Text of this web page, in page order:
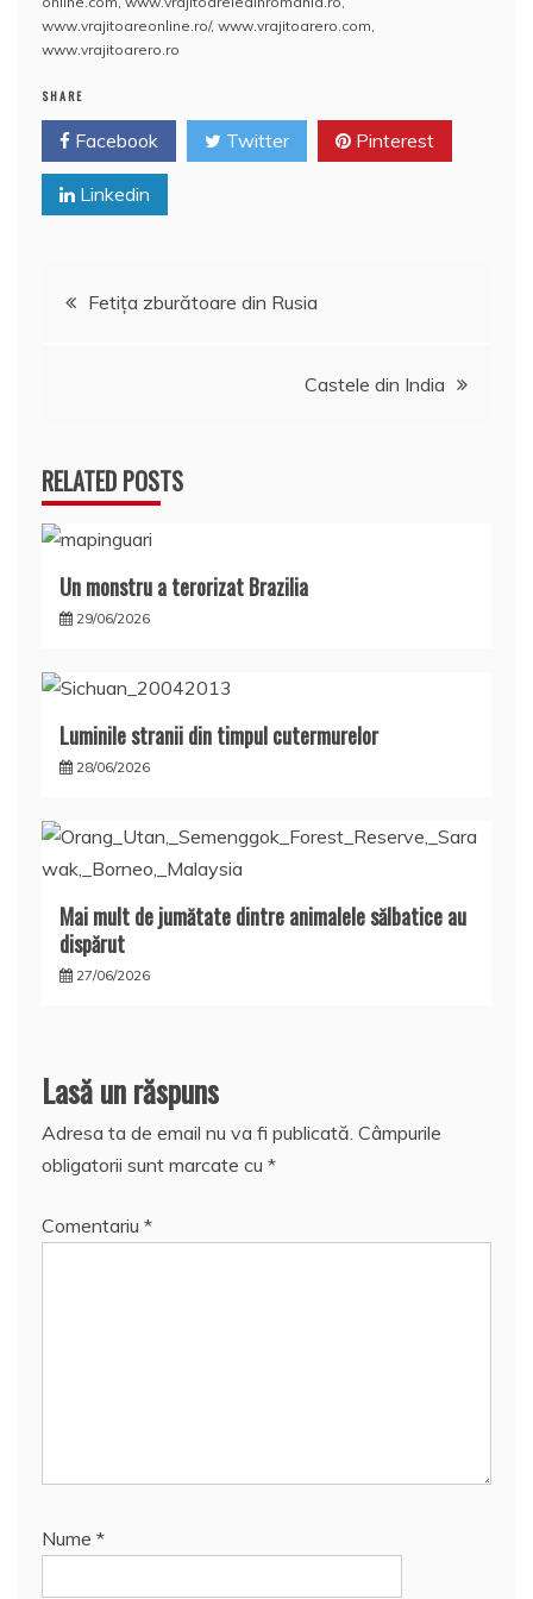
o
o
p
a
www.vrajitoareonline.ro/, www.vrajitoarero.com
www.vrajitoarero.ro
SHARE
Facebook Twitter Pinterest
Linkedin
Navigare
Fetiţa zburătoare din Rusia
Castele din India
RELATED POSTS
Un monstru a terorizat Brazilia
29/06/2026
Luminile stranii din timpul cutermurelor
28/06/2026
Mai mult de jumătate dintre animalele sălbatice au
dispărut
27/06/2026
Lasă un răspuns
Adresa ta de email nu va fi publicată. Câmpurile
obligatorii sunt marcate cu *
Comentariu *
Nume *